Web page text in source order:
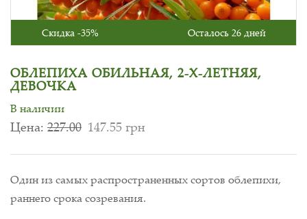
Скидка -35% Осталось 26 дней
ОБЛЕПИХА ОБИЛЬНАЯ, 2-Х-ЛЕТНЯЯ,
ДЕВОЧКА
В наличии
Цена: 227.00 147.55 грн
Один из самых распространенных сортов облепихи,
раннего срока созревания.